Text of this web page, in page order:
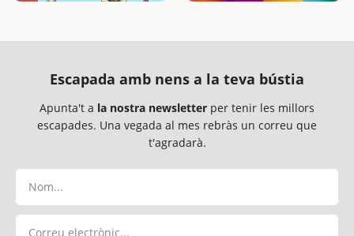
Escapada amb nens a la teva bústia
Apunta't a la nostra newsletter per tenir les millors
escapades. Una vegada al mes rebràs un correu que
t'agradarà.